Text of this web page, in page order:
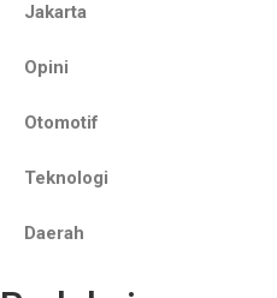
Jakarta
Opini
Otomotif
Teknologi
Daerah